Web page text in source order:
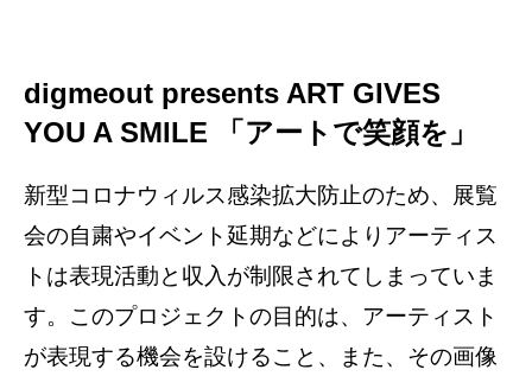
digmeout presents ART GIVES
YOU A SMILE 「アートで笑顔を」
新型コロナウィルス感染拡大防止のため、展覧
会の自粛やイベント延期などによりアーティス
トは表現活動と収入が制限されてしまっていま
す。このプロジェクトの目的は、アーティスト
が表現する機会を設けること、また、その画像